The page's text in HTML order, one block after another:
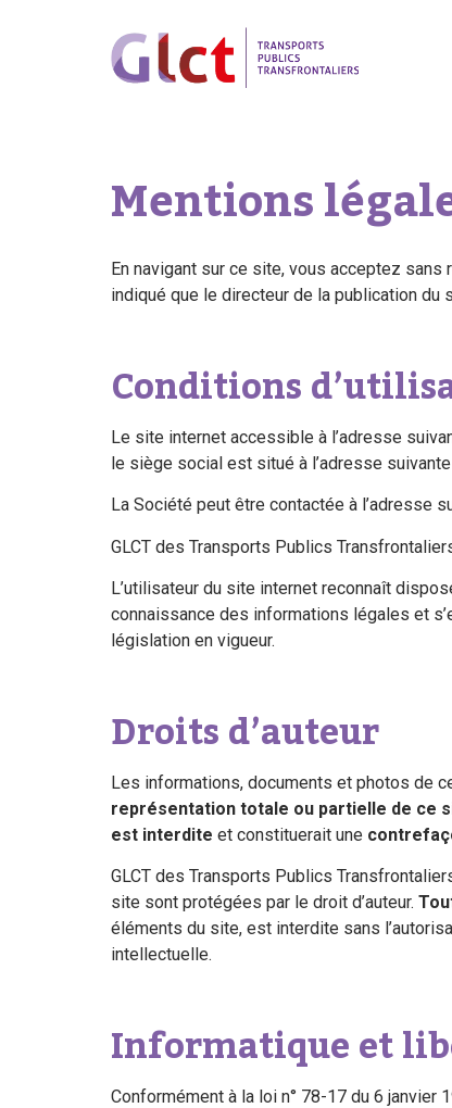
Mentions
En navigant sur ce site, vous acceptez
indiqué que le directeur de la publication du
Conditions
Le site internet accessible à l’adresse
le siège social est situé à l’adresse suivante
La Société peut être contactée à l’adresse
GLCT des Transports Publics
L’utilisateur du site internet reconnaît
connaissance des informations légales et
législation en vigueur.
Droits d’auteur
Les informations, documents et photos de
représentation totale ou partielle de ce
est interdite et constituerait une
GLCT des Transports Publics
site sont protégées par le droit d’auteur.
éléments du site, est interdite sans
intellectuelle.
Informatique et
Conformément à la loi n° 78-17 du 6